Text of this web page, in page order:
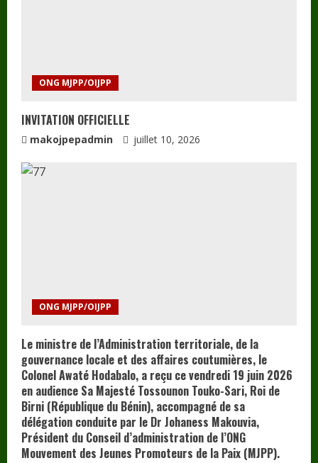
ONG MJPP/OIJPP
INVITATION OFFICIELLE
makojpepadmin juillet 10, 2026
ONG MJPP/OIJPP
Le ministre de l’Administration territoriale, de la
gouvernance locale et des affaires coutumières, le
Colonel Awaté Hodabalo, a reçu ce vendredi 19 juin 2026
en audience Sa Majesté Tossounon Touko-Sari, Roi de
Birni (République du Bénin), accompagné de sa
délégation conduite par le Dr Johaness Makouvia,
Président du Conseil d’administration de l’ONG
Mouvement des Jeunes Promoteurs de la Paix (MJPP).